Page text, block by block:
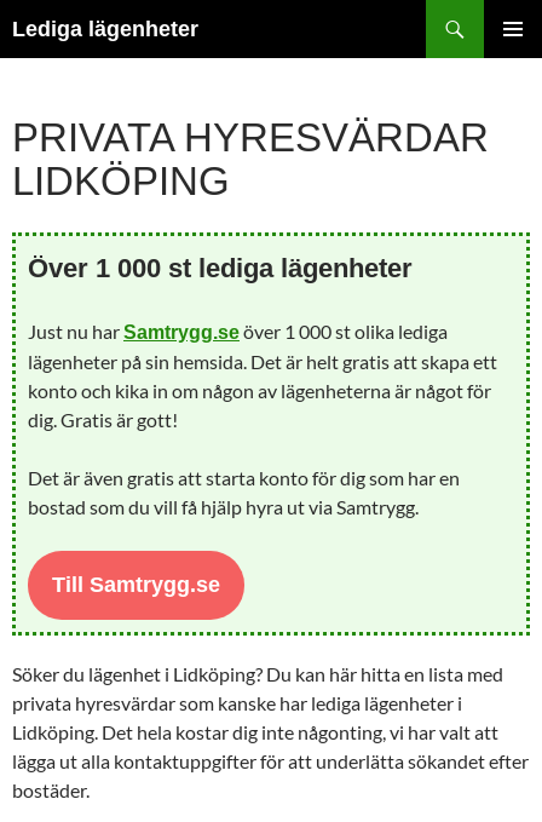
till
Lediga lägenheter
PRIVATA HYRESVÄRDAR
LIDKÖPING
Över 1 000 st lediga lägenheter
Just nu harSamtrygg.seöver 1 000 st olika lediga
lägenheter på sin hemsida. Det är helt gratis att skapa ett
konto och kika in om någon av lägenheterna är något för
dig. Gratis är gott!
Det är även gratis att starta konto för dig som har en
bostad som du vill få hjälp hyra ut via Samtrygg.
Till Samtrygg.se
Söker du lägenhet i Lidköping? Du kan här hitta en lista med
privata hyresvärdar som kanske har lediga lägenheter i
Lidköping. Det hela kostar dig inte någonting, vi har valt att
lägga ut alla kontaktuppgifter för att underlätta sökandet efter
bostäder.